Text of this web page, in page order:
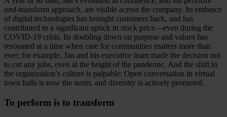
and-transform approach, are visible across the company. Its embrace
of digital technologies has brought customers back, and has
contributed to a significant uptick in stock price—even during the
COVID-19 crisis. Its doubling down on purpose and values has
resonated at a time when care for communities matters more than
ever; for example, Jan and his executive team made the decision not
to cut any jobs, even at the height of the pandemic. And the shift in
the organization’s culture is palpable: Open conversation in virtual
town halls is now the norm, and diversity is actively promoted.
To perform is to transform